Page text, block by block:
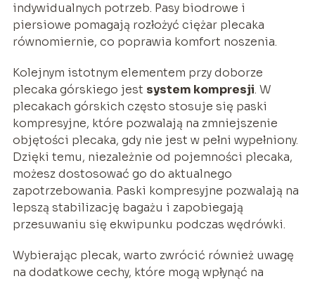
indywidualnych potrzeb. Pasy biodrowe i
piersiowe pomagają rozłożyć ciężar plecaka
równomiernie, co poprawia komfort noszenia.
Kolejnym istotnym elementem przy doborze
plecaka górskiego jest system kompresji. W
plecakach górskich często stosuje się paski
kompresyjne, które pozwalają na zmniejszenie
objętości plecaka, gdy nie jest w pełni wypełniony.
Dzięki temu, niezależnie od pojemności plecaka,
możesz dostosować go do aktualnego
zapotrzebowania. Paski kompresyjne pozwalają na
lepszą stabilizację bagażu i zapobiegają
przesuwaniu się ekwipunku podczas wędrówki.
Wybierając plecak, warto zwrócić również uwagę
na dodatkowe cechy, które mogą wpłynąć na